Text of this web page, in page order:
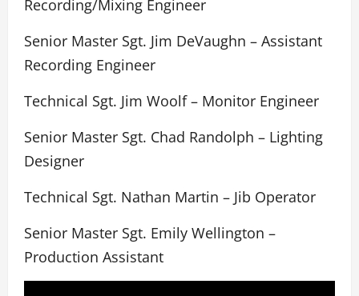
Recording/Mixing Engineer
Senior Master Sgt. Jim DeVaughn – Assistant
Recording Engineer
Technical Sgt. Jim Woolf – Monitor Engineer
Senior Master Sgt. Chad Randolph – Lighting
Designer
Technical Sgt. Nathan Martin – Jib Operator
Senior Master Sgt. Emily Wellington –
Production Assistant